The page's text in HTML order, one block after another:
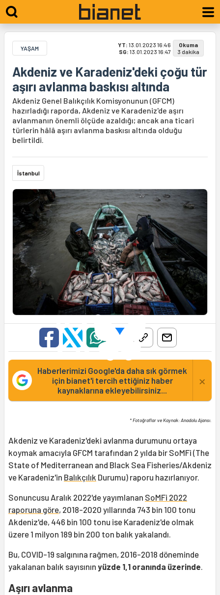
YAŞAM YT: 13.01.2023 16:46
SG: 13.01.2023 16:47
Okuma
3 dakika
Akdeniz ve Karadeniz'deki çoğu tür
aşırı avlanma baskısı altında
Akdeniz Genel Balıkçılık Komisyonunun (GFCM)
hazırladığı raporda, Akdeniz ve Karadeniz'de aşırı
avlanmanın önemli ölçüde azaldığı; ancak ana ticari
türlerin hâlâ aşırı avlanma baskısı altında olduğu
belirtildi.
İstanbul
Haberlerimizi Google'da daha sık görmek
için bianet'i tercih ettiğiniz haber
kaynaklarına ekleyebilirsiniz...
×
* Fotoğraflar ve Kaynak: Anadolu Ajansı.
Akdeniz ve Karadeniz'deki avlanma durumunu ortaya
koymak amacıyla GFCM tarafından 2 yılda bir SoMFi (The
State of Mediterranean and Black Sea Fisheries/Akdeniz
ve Karadeniz'in Balıkçılık Durumu) raporu hazırlanıyor.
Sonuncusu Aralık 2022'de yayımlanan SoMFi 2022
raporuna göre, 2018-2020 yıllarında 743 bin 100 tonu
Akdeniz'de, 446 bin 100 tonu ise Karadeniz'de olmak
üzere 1 milyon 189 bin 200 ton balık yakalandı.
Bu, COVID-19 salgınına rağmen, 2016-2018 döneminde
yakalanan balık sayısının yüzde 1,1 oranında üzerinde.
Aşırı avlanma